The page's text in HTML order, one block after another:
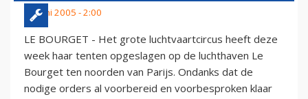
14 juni 2005 - 2:00
LE BOURGET - Het grote luchtvaartcircus heeft deze
week haar tenten opgeslagen op de luchthaven Le
Bourget ten noorden van Parijs. Ondanks dat de
nodige orders al voorbereid en voorbesproken klaar